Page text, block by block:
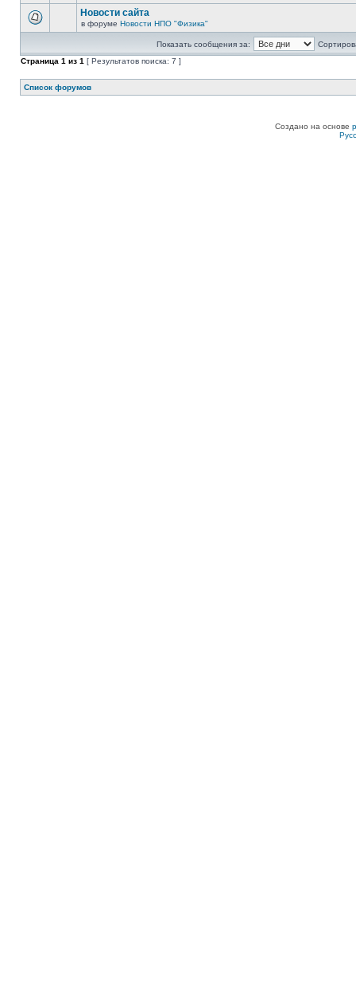
Новости сайта
в форуме Новости НПО "Физика"
Показать сообщения за:
Страница 1 из 1 [ Результатов поиска: 7 ]
Список форумов
Создано на основе